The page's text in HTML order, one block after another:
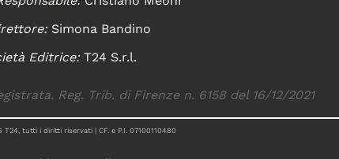
Simona Bandino
Editrice:T24 S.r.l.
Reg. Trib. di Firenze n. 6158 del 16/12/2021
T24, tutti i diritti riservati | CF. e P.I. 07100110480